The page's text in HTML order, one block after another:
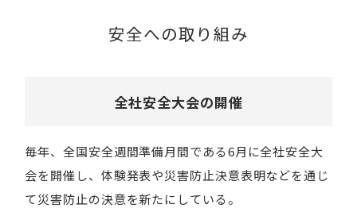
安全への取り組み
全社安全大会の開催
毎年、全国安全週間準備月間である6月に全社安全大
会を開催し、体験発表や災害防止決意表明などを通じ
て災害防止の決意を新たにしている。